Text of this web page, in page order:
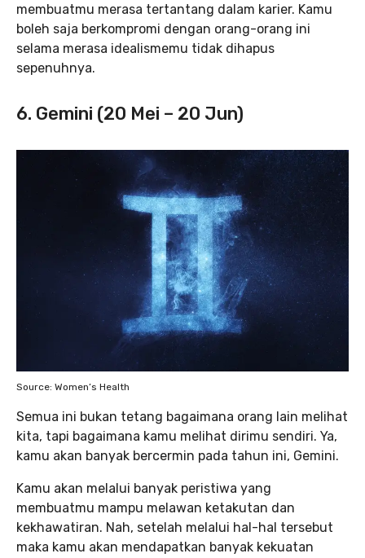
membuatmu merasa tertantang dalam karier. Kamu
boleh saja berkompromi dengan orang-orang ini
selama merasa idealismemu tidak dihapus
sepenuhnya.
6. Gemini (20 Mei – 20 Jun)
Source: Women’s Health
Semua ini bukan tetang bagaimana orang lain melihat
kita, tapi bagaimana kamu melihat dirimu sendiri. Ya,
kamu akan banyak bercermin pada tahun ini, Gemini.
Kamu akan melalui banyak peristiwa yang
membuatmu mampu melawan ketakutan dan
kekhawatiran. Nah, setelah melalui hal-hal tersebut
maka kamu akan mendapatkan banyak kekuatan